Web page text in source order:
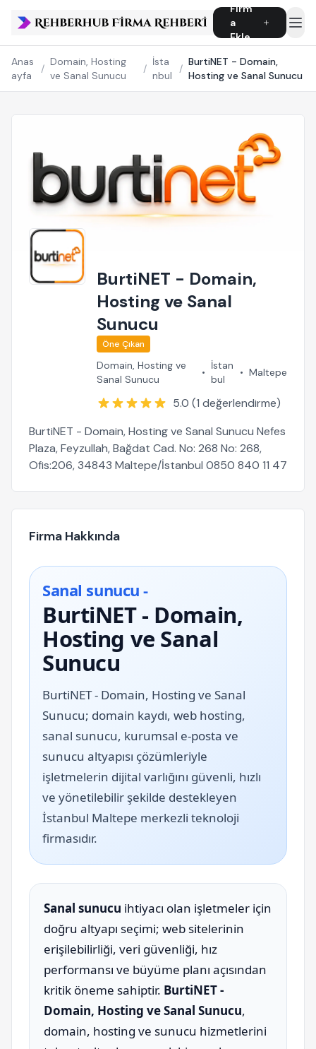
Firm
a
Ekle
Anas
ayfa
/
Domain, Hosting
ve Sanal Sunucu
/
İsta
nbul
/
BurtiNET - Domain,
Hosting ve Sanal Sunucu
BurtiNET - Domain,
Hosting ve Sanal
Sunucu
Öne Çıkan
Domain, Hosting ve
Sanal Sunucu
•
İstan
bul
• Maltepe
5.0 (1 değerlendirme)
BurtiNET - Domain, Hosting ve Sanal Sunucu Nefes
Plaza, Feyzullah, Bağdat Cad. No: 268 No: 268,
Ofis:206, 34843 Maltepe/İstanbul 0850 840 11 47
Firma Hakkında
Sanal sunucu -
BurtiNET - Domain,
Hosting ve Sanal
Sunucu
BurtiNET - Domain, Hosting ve Sanal
Sunucu; domain kaydı, web hosting,
sanal sunucu, kurumsal e-posta ve
sunucu altyapısı çözümleriyle
işletmelerin dijital varlığını güvenli, hızlı
ve yönetilebilir şekilde destekleyen
İstanbul Maltepe merkezli teknoloji
firmasıdır.
Sanal sunucu ihtiyacı olan işletmeler için
doğru altyapı seçimi; web sitelerinin
erişilebilirliği, veri güvenliği, hız
performansı ve büyüme planı açısından
kritik öneme sahiptir. BurtiNET -
Domain, Hosting ve Sanal Sunucu,
domain, hosting ve sunucu hizmetlerini